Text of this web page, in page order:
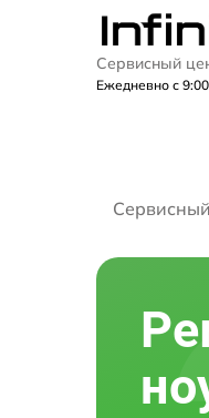
Сервисный
Ежедневно с